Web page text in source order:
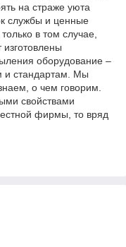
на страже уюта
службы и ценные
в том случае,
оборудование –
и стандартам. Мы
о чем говорим.
свойствами
фирмы, то вряд